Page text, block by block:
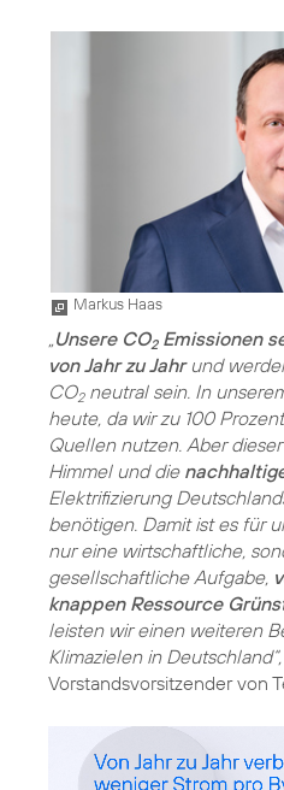
Markus Haas
Unsere CO2Emissionen
von Jahr zu Jahrund
CO2neutral sein. In
heute, da wir zu 100
Quellen nutzen. Aber
Himmel und die
Elektrifizierung
benötigen. Damit ist es für
nur eine wirtschaftliche,
gesellschaftliche Aufgabe,
knappen Ressource
leisten wir einen weiteren
Klimazielen in Deutschland“,
Vorstandsvorsitzender von